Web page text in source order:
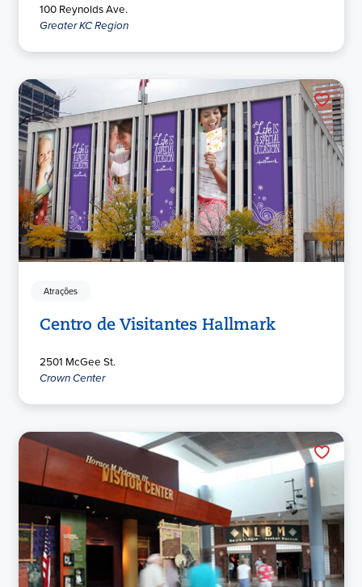
100 Reynolds Ave.
Greater KC Region
Atrações
Centro de Visitantes Hallmark
2501 McGee St.
Crown Center